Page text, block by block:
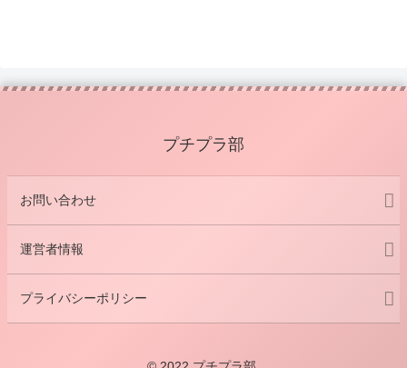
プチプラ部
お問い合わせ
運営者情報
プライバシーポリシー